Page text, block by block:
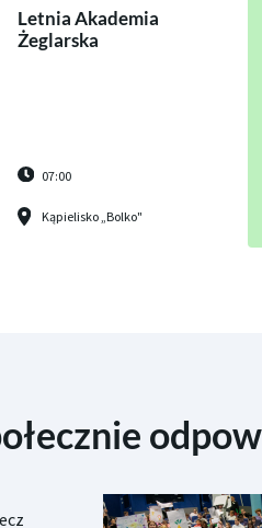
Letnia Akademia
Żeglarska
07:00
Kąpielisko „Bolko"